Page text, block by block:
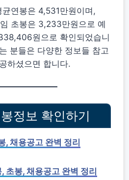
연봉은 4,531만원이며,
초봉은 3,233만원으로 예
원으로 확인되었습니
분들은 다양한 정보들 참고
하셨으면 합니다.
정보 확인하기
, 채용공고 완벽 정리
초봉, 채용공고 완벽 정리